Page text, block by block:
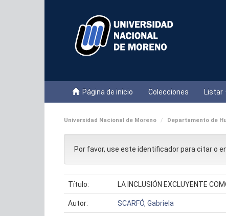
Página de inicio Colecciones Listar
Universidad Nacional de Moreno Departamento de
Por favor, use este identificador para citar o
Título: LA INCLUSIÓN EXCLUYENTE
Autor: SCARFÓ, Gabriela